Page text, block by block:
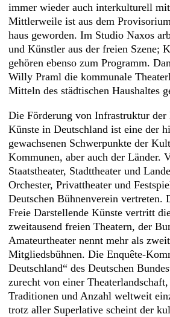
immer wieder auch interkulturell
Mittlerweile ist aus dem
haus geworden. Im Studio Naxos
und Künstler aus der freien Szene;
gehören ebenso zum Programm.
Willy Praml die kommunale
Mitteln des städtischen Haushaltes
Die Förderung von Infrastruktur der
Künste in Deutschland ist eine der
gewachsenen Schwerpunkte der
Kommunen, aber auch der Länder.
Staatstheater, Stadttheater und
Orchester, Privattheater und
Deutschen Bühnenverein ver­treten.
Freie Darstellende Künste vertritt
zweitausend freien Theatern, der
Amateurtheater nennt mehr als
Mitgliedsbühnen. Die Enquête-­
Deutsch­land“ des Deutschen
zurecht von einer
Traditionen und Anzahl weltweit
trotz aller Superlative scheint der